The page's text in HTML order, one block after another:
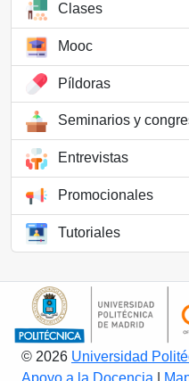
Clases
Mooc
Píldoras
Seminarios y
Entrevistas
Promocionales
Tutoriales
© 2026 Universidad
Apoyo a la Docencia